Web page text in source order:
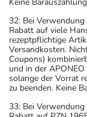
32: Bei
Rabatt auf viele
rezeptpflichtige
Versandkosten.
Coupons)
und in der
solange der Vorrat
zu beenden. Keine
33: Bei